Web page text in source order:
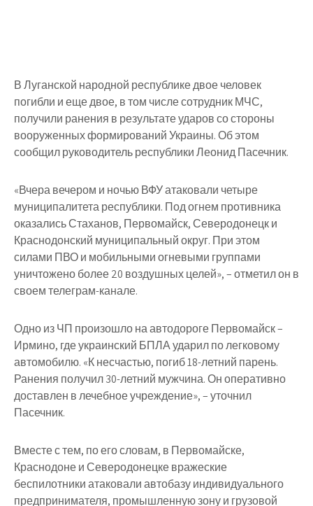
В Луганской народной республике двое человек
погибли и еще двое, в том числе сотрудник МЧС,
получили ранения в результате ударов со стороны
вооруженных формирований Украины. Об этом
сообщил руководитель республики Леонид Пасечник.
«Вчера вечером и ночью ВФУ атаковали четыре
муниципалитета республики. Под огнем противника
оказались Стаханов, Первомайск, Северодонецк и
Краснодонский муниципальный округ. При этом
силами ПВО и мобильными огневыми группами
уничтожено более 20 воздушных целей», – отметил он в
своем телеграм-канале.
Одно из ЧП произошло на автодороге Первомайск –
Ирмино, где украинский БПЛА ударил по легковому
автомобилю. «К несчастью, погиб 18-летний парень.
Ранения получил 30-летний мужчина. Он оперативно
доставлен в лечебное учреждение», – уточнил
Пасечник.
Вместе с тем, по его словам, в Первомайске,
Краснодоне и Северодонецке вражеские
беспилотники атаковали автобазу индивидуального
предпринимателя, промышленную зону и грузовой